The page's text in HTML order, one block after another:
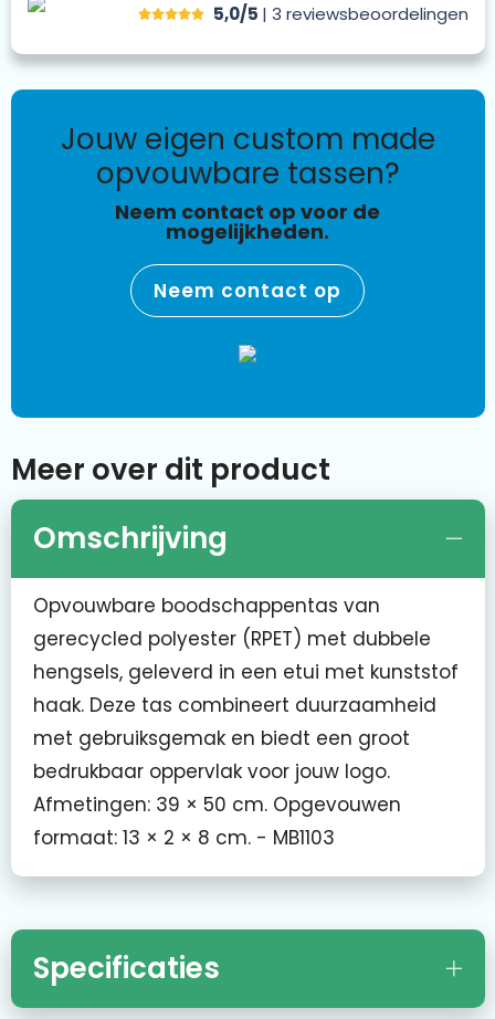
5,0/5 | 3 reviewsbeoordelingen
jouw eigen custom made
opvouwbare tassen?
Neem contact op voor de
mogelijkheden.
Neem contact op
Meer over dit product
Omschrijving
Opvouwbare boodschappentas van
gerecycled polyester (RPET) met dubbele
hengsels, geleverd in een etui met kunststof
haak. Deze tas combineert duurzaamheid
met gebruiksgemak en biedt een groot
bedrukbaar oppervlak voor jouw logo.
Afmetingen: 39 × 50 cm. Opgevouwen
formaat: 13 × 2 × 8 cm. - MB1103
Specificaties